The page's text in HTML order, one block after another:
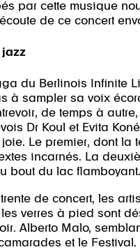
par cette musique
de ce concert
jazz
du Berlinois Infinite
à sampler sa voix
de temps à
Dr Koul et Evita
Le premier, dont la
incarnés. La
bout du lac flamboyant.
de concert, les
verres à pied sont
Alberto Malo,
et le